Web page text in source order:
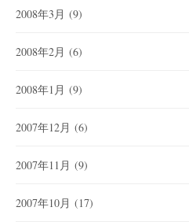
2008年3月 (9)
2008年2月 (6)
2008年1月 (9)
2007年12月 (6)
2007年11月 (9)
2007年10月 (17)